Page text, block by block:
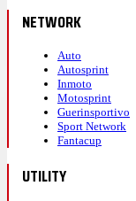
NETWORK
Auto
Autosprint
Inmoto
Motosprint
Guerinsportivo
Sport Network
Fantacup
UTILITY